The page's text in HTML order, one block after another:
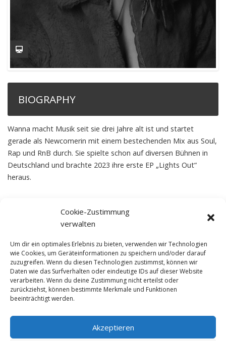
Cookie-Zustimmung
verwalten
Um dir ein optimales Erlebnis zu bieten, verwenden wir Technologien
wie Cookies, um Geräteinformationen zu speichern und/oder darauf
zuzugreifen. Wenn du diesen Technologien zustimmst, können wir
Daten wie das Surfverhalten oder eindeutige IDs auf dieser Website
verarbeiten. Wenn du deine Zustimmung nicht erteilst oder
zurückziehst, können bestimmte Merkmale und Funktionen
beeinträchtigt werden.
Akzeptieren
BIOGRAPHY
Wanna macht Musik seit sie drei Jahre alt ist und startet
gerade als Newcomerin mit einem bestechenden Mix aus Soul,
Rap und RnB durch. Sie spielte schon auf diversen Bühnen in
Deutschland und brachte 2023 ihre erste EP „Lights Out“
heraus.
Book Now
Presse-Download
© NewDEF 2026